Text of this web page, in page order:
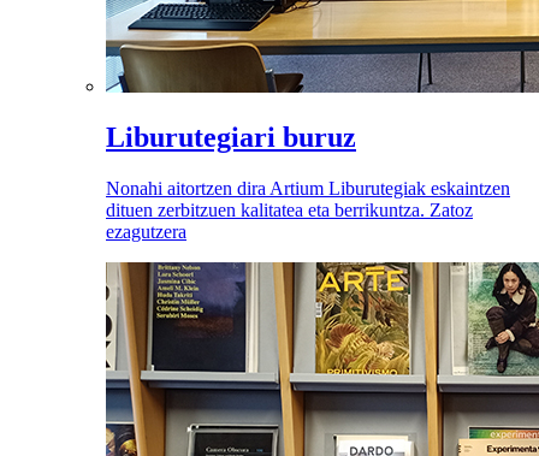
Liburutegiari buruz
Nonahi aitortzen dira Artium Liburutegiak eskaintzen
dituen zerbitzuen kalitatea eta berrikuntza. Zatoz
ezagutzera